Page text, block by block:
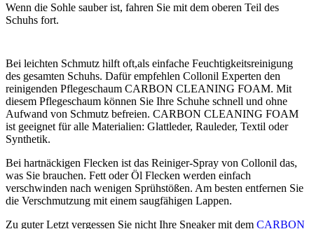
Wenn die Sohle sauber ist, fahren Sie mit dem oberen Teil des
Schuhs fort.
Bei leichten Schmutz hilft oft,als einfache Feuchtigkeitsreinigung
des gesamten Schuhs. Dafür empfehlen Collonil Experten den
reinigenden Pflegeschaum CARBON CLEANING FOAM. Mit
diesem Pflegeschaum können Sie Ihre Schuhe schnell und ohne
Aufwand von Schmutz befreien. CARBON CLEANING FOAM
ist geeignet für alle Materialien: Glattleder, Rauleder, Textil oder
Synthetik.
Bei hartnäckigen Flecken ist das Reiniger-Spray von Collonil das,
was Sie brauchen. Fett oder Öl Flecken werden einfach
verschwinden nach wenigen Sprühstößen. Am besten entfernen Sie
die Verschmutzung mit einem saugfähigen Lappen.
Zu guter Letzt vergessen Sie nicht Ihre Sneaker mit dem CARBON